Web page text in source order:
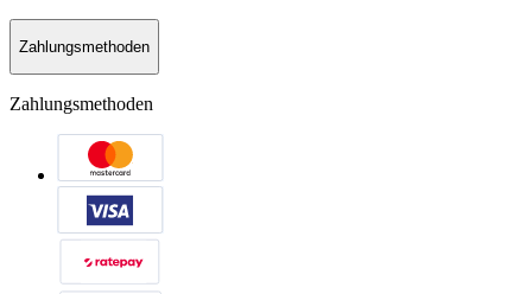
Zahlungsmethoden
Zahlungsmethoden